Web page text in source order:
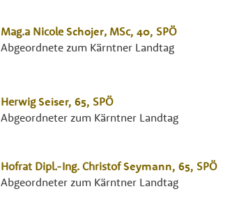
Mag.a Nicole Schojer, MSc, 40, SPÖ
Abgeordnete zum Kärntner Landtag
Herwig Seiser, 65, SPÖ
Abgeordneter zum Kärntner Landtag
Hofrat Dipl.-Ing. Christof Seymann, 65, SPÖ
Abgeordneter zum Kärntner Landtag